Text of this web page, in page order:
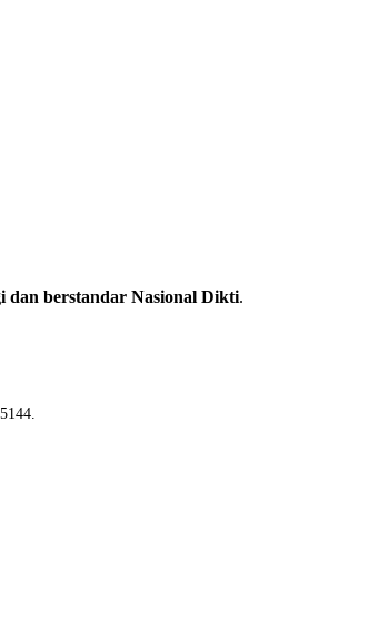
dan berstandar Nasional Dikti.